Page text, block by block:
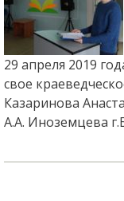
29 апреля 2019
свое
Казаринова
А.А. Иноземцева